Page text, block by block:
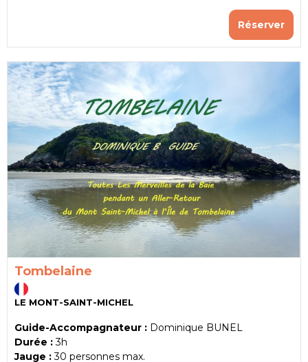
Réserver
Tombelaine
LE MONT-SAINT-MICHEL
Guide-Accompagnateur : Dominique BUNEL
Durée : 3h
Jauge : 30 personnes max.